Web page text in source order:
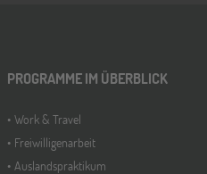
PROGRAMME IM ÜBERBLICK
Work & Travel
Freiwilligenarbeit
Auslandspraktikum